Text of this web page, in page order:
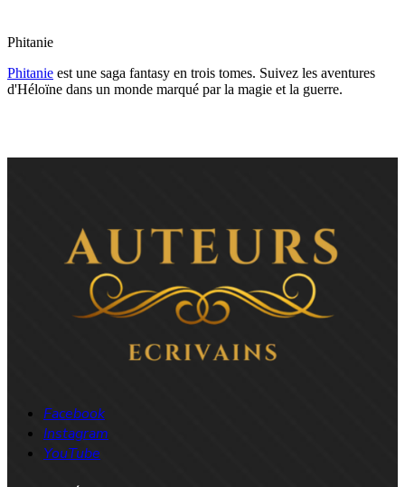
Phitanie
Phitanie est une saga fantasy en trois tomes. Suivez les aventures
d'Héloïne dans un monde marqué par la magie et la guerre.
Facebook
Instagram
YouTube